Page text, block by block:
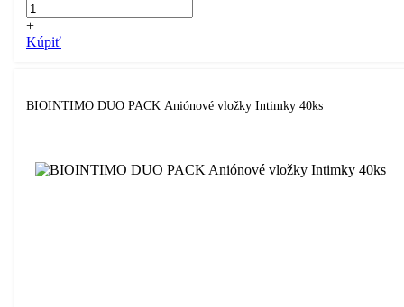
+
Kúpiť
BIOINTIMO DUO PACK Aniónové vložky Intimky 40ks